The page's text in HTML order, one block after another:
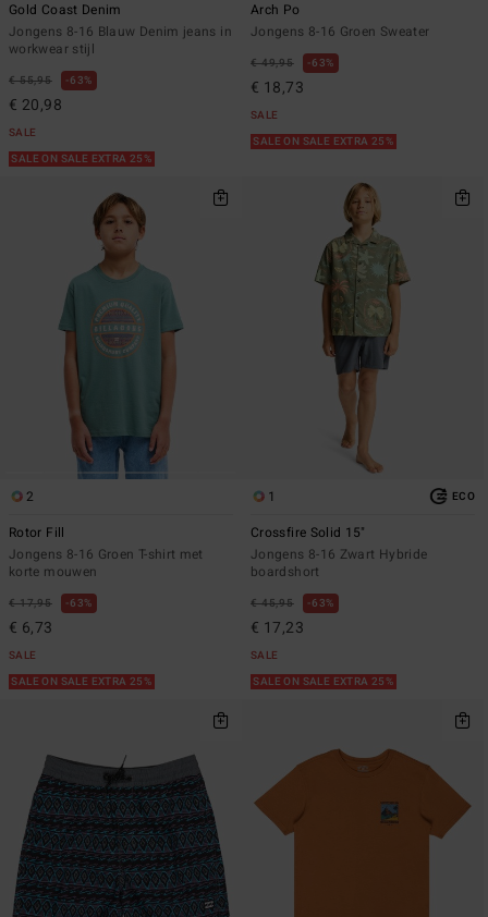
Gold Coast Denim
Jongens 8-16 Blauw Denim jeans in
workwear stijl
€ 55,95 63%
€ 20,98
SALE
SALE ON SALE EXTRA 25%
Arch Po
Jongens 8-16 Groen Sweater
€ 49,95 63%
€ 18,73
SALE
SALE ON SALE EXTRA 25%
2
Rotor Fill
Jongens 8-16 Groen T-shirt met
korte mouwen
€ 17,95 63%
€ 6,73
SALE
SALE ON SALE EXTRA 25%
1 ECO
Crossfire Solid 15"
Jongens 8-16 Zwart Hybride
boardshort
€ 45,95 63%
€ 17,23
SALE
SALE ON SALE EXTRA 25%